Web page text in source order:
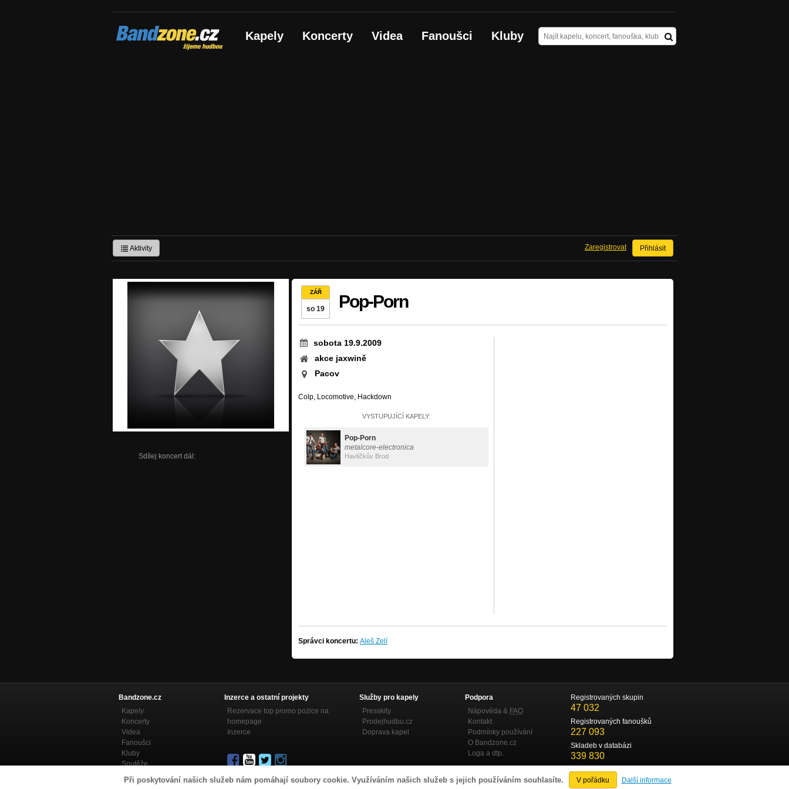
Při poskytování našich služeb nám pomáhají soubory cookie. Využíváním našich služeb s jejich používáním souhlasíte. V pořádku Další informace
Bandzone.cz
žijeme hudbou Kapely Koncerty Videa Fanoušci Kluby
Aktivity Přihlásit
Zaregistrovat
Sdílej koncert dál:
ZÁŘ
so 19 Pop-Porn
sobota 19.9.2009
akce jaxwině
Pacov
Colp, Locomotive, Hackdown
VYSTUPUJÍCÍ KAPELY:
Pop-Porn
metalcore-electronica
Havlíčkův Brod
Správci koncertu: Aleš Zelí
Bandzone.cz
Kapely
Koncerty
Videa
Fanoušci
Kluby
Soutěže
Bandzone.cz blog
Inzerce a ostatní projekty
Rezervace top promo pozice na
homepage
Inzerce
Služby pro kapely
Presskity
Prodejhudbu.cz
Doprava kapel
Podpora
Nápověda & FAQ
Kontakt
Podmínky používání
O Bandzone.cz
Loga a dtp.
Registrovaných skupin
47 032
Registrovaných fanoušků
227 093
Skladeb v databázi
339 830